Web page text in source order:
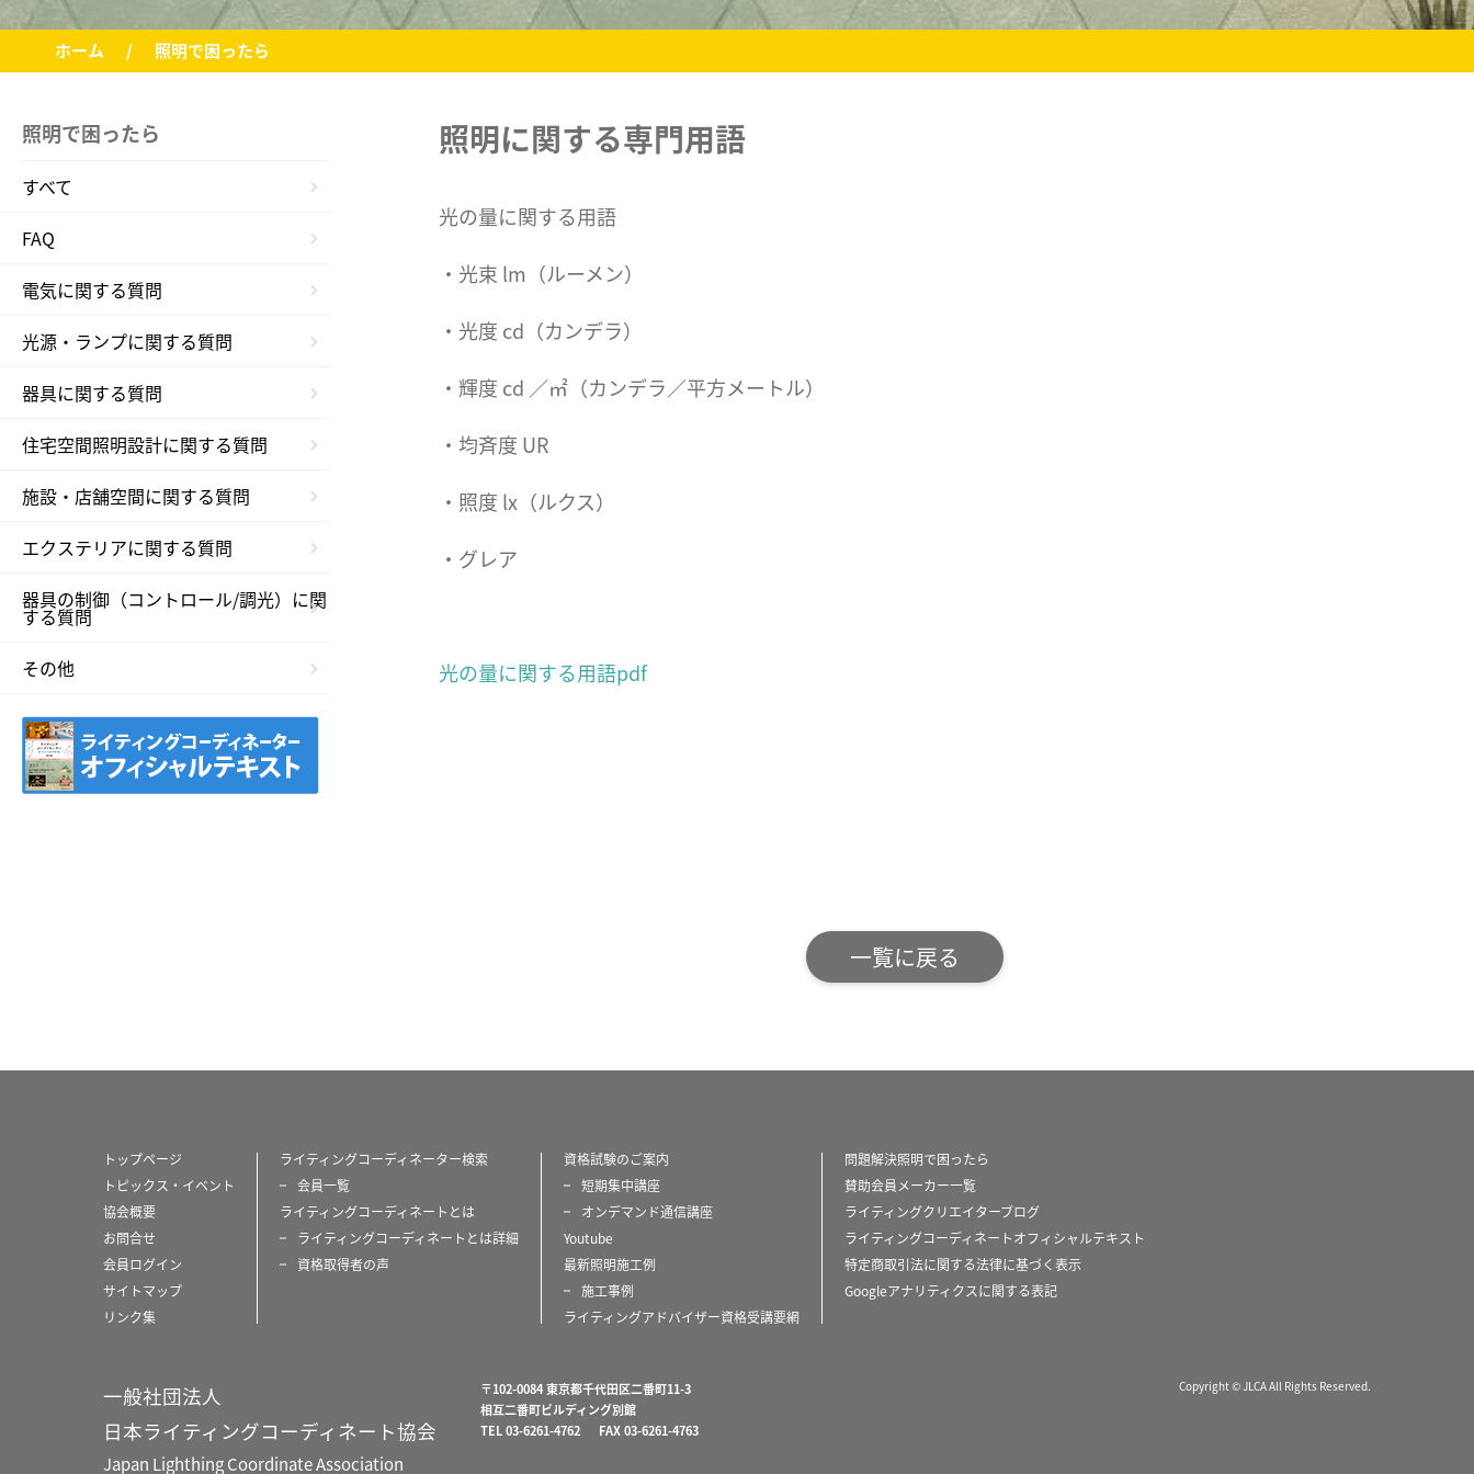
ホーム 照明で困ったら
照明で困ったら
すべて
FAQ
電気に関する質問
光源・ランプに関する質問
器具に関する質問
住宅空間照明設計に関する質問
施設・店舗空間に関する質問
エクステリアに関する質問
器具の制御（コントロール/調光）に関
する質問
その他
照明に関する専門用語
光の量に関する用語
・光束 lm（ルーメン）
・光度 cd（カンデラ）
・輝度 cd ／㎡（カンデラ／平方メートル）
・均斉度 UR
・照度 lx（ルクス）
・グレア
光の量に関する用語pdf
一覧に戻る
トップページ
トピックス・イベント
協会概要
お問合せ
会員ログイン
サイトマップ
リンク集
ライティングコーディネーター検索
会員一覧
ライティングコーディネートとは
ライティングコーディネートとは詳細
資格取得者の声
資格試験のご案内
短期集中講座
オンデマンド通信講座
Youtube
最新照明施工例
施工事例
ライティングアドバイザー資格受講要網
問題解決照明で困ったら
賛助会員メーカー一覧
ライティングクリエイターブログ
ライティングコーディネートオフィシャルテキスト
特定商取引法に関する法律に基づく表示
Googleアナリティクスに関する表記
一般社団法人
日本ライティングコーディネート協会
Japan Lighthing Coordinate Association
〒102-0084 東京都千代田区二番町11-3
相互二番町ビルディング別館
TEL 03-6261-4762 FAX 03-6261-4763
Copyright © JLCA All Rights Reserved.